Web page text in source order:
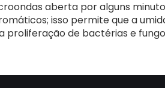
aberta por alguns
isso permite que a
proliferação de bactérias e